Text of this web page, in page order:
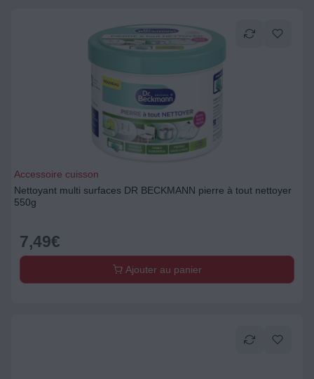
Accessoire cuisson
Nettoyant multi surfaces DR BECKMANN pierre à tout nettoyer
550g
7,49€
Ajouter au panier